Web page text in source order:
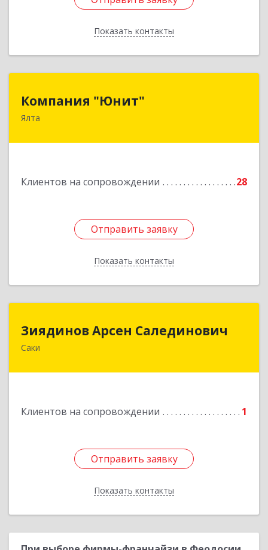
Показать контакты
Назад
Компания "Юнит"
Ялта
Клиентов на сопровождении 28
Отправить заявку
Показать контакты
298600, Крым Респ, Ялта г, Васильева ул, дом №
Отправить заявку
Назад
Зиядинов Арсен Салединович
Саки
Клиентов на сопровождении 1
Отправить заявку
Показать контакты
Отправить заявку
Назад